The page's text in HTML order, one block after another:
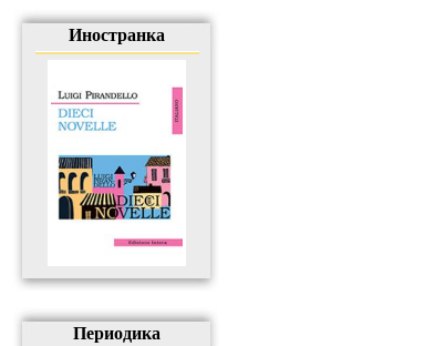
Иностранка
Периодика